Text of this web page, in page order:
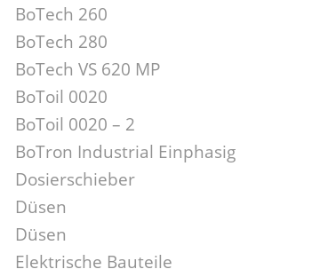
BoTech 260
BoTech 280
BoTech VS 620 MP
BoToil 0020
BoToil 0020 – 2
BoTron Industrial Einphasig
Dosierschieber
Düsen
Düsen
Elektrische Bauteile